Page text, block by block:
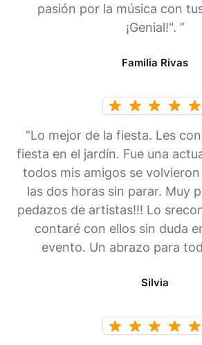
pasión por la música con
¡Genial!". ”
Familia Rivas
“Lo mejor de la fiesta. Les
fiesta en el jardín. Fue una
todos mis amigos se
las dos horas sin parar. Muy
pedazos de artistas!!! Lo
contaré con ellos sin duda
evento. Un abrazo para
Silvia